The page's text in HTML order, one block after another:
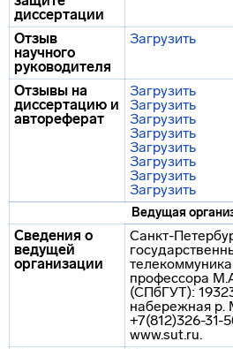
диссертации
Отзыв
научного
руководителя
Загрузить
Отзывы на
диссертацию и
автореферат
Загрузить
Загрузить
Загрузить
Загрузить
Загрузить
Загрузить
Загрузить
Загрузить
Ведущая
Сведения о
ведущей
организации
Санкт-
профессора
(СПбГУТ):
набережная р.
+7(812)326-31-
www.sut.ru.